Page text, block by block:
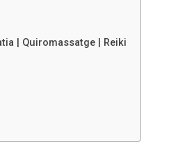
| Quiromassatge | Reiki